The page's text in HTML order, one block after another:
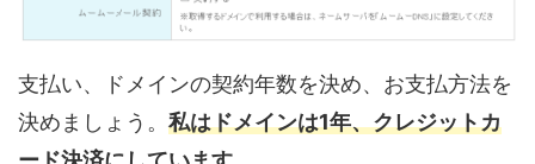
支払い、ドメインの契約年数を決め、お支払方法を
決めましょう。 私はドメインは1年、クレジットカ